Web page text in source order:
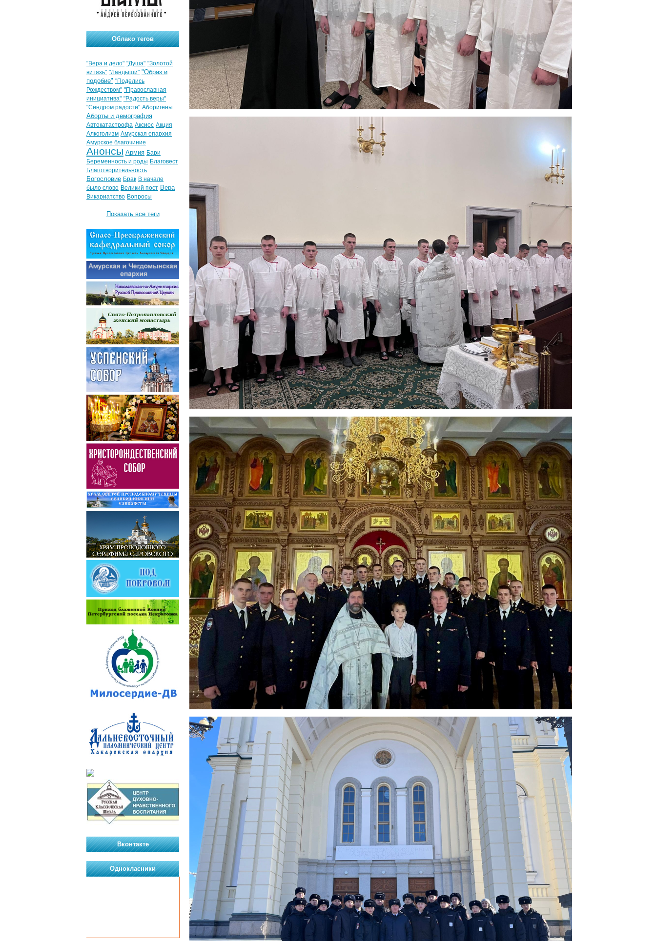
Облако тегов
"Вера и дело" "Душа" "Золотой
витязь" "Ландыши" "Образ и
подобие" "Поделись
Рождеством" "Православная
инициатива" "Радость веры"
"Синдром радости" Аборигены
Аборты и демография
Автокатастрофа Аксиос Акция
Алкоголизм Амурская епархия
Амурское благочиние
Анонсы Армия Бари
Беременность и роды Благовест
Благотворительность
Богословие Брак В начале
было слово Великий пост Вера
Викариатство Вопросы
Показать все теги
Вконтакте
Однокласники